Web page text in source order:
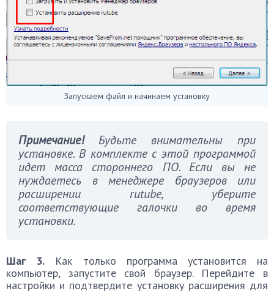
Запускаем файл и начинаем установку
Примечание! Будьте внимательны при
установке. В комплекте с этой программой
идет масса стороннего ПО. Если вы не
нуждаетесь в менеджере браузеров или
расширении rutube, уберите
соответствующие галочки во время
установки.
Шаг 3. Как только программа установится на
компьютер, запустите свой браузер. Перейдите в
настройки и подтвердите установку расширения для